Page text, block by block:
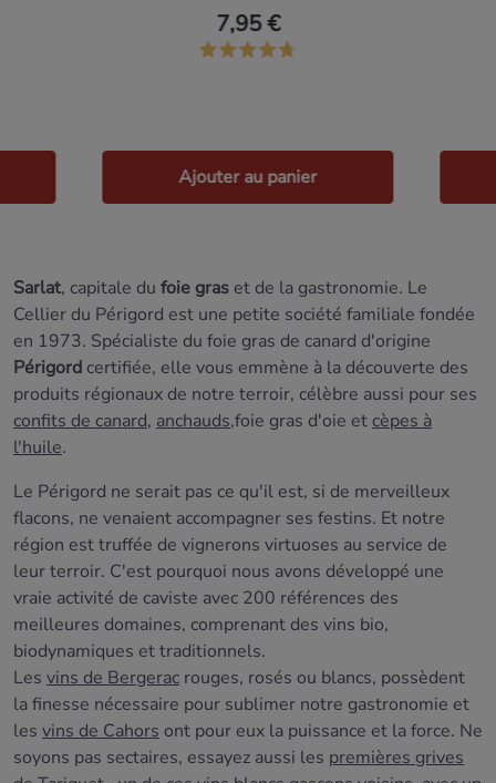
7,95 €
Ajouter au panier
Sarlat, capitale du foie gras et de la gastronomie. Le
Cellier du Périgord est une petite société familiale fondée
en 1973. Spécialiste du foie gras de canard d'origine
Périgord certifiée, elle vous emmène à la découverte des
produits régionaux de notre terroir, célèbre aussi pour ses
confits de canard, anchauds,foie gras d'oie et cèpes à
l'huile.
Le Périgord ne serait pas ce qu'il est, si de merveilleux
flacons, ne venaient accompagner ses festins. Et notre
région est truffée de vignerons virtuoses au service de
leur terroir. C'est pourquoi nous avons développé une
vraie activité de caviste avec 200 références des
meilleures domaines, comprenant des vins bio,
biodynamiques et traditionnels.
Les vins de Bergerac rouges, rosés ou blancs, possèdent
la finesse nécessaire pour sublimer notre gastronomie et
les vins de Cahors ont pour eux la puissance et la force. Ne
soyons pas sectaires, essayez aussi les premières grives